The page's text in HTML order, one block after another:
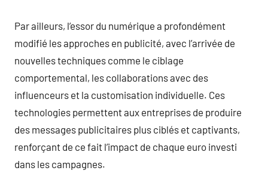
Par ailleurs, l’essor du numérique a profondément
modifié les approches en publicité, avec l’arrivée de
nouvelles techniques comme le ciblage
comportemental, les collaborations avec des
influenceurs et la customisation individuelle. Ces
technologies permettent aux entreprises de produire
des messages publicitaires plus ciblés et captivants,
renforçant de ce fait l’impact de chaque euro investi
dans les campagnes.